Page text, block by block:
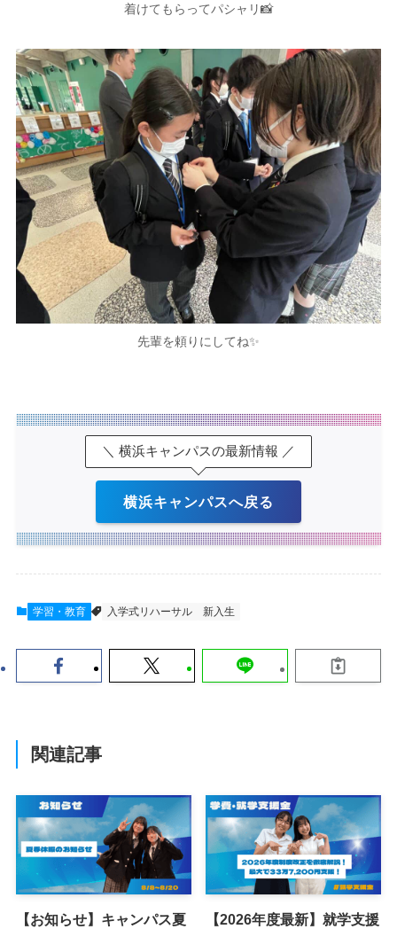
着けてもらってパシャリ📸
先輩を頼りにしてね✨
＼ 横浜キャンパスの最新情報 ／
横浜キャンパスへ戻る
学習・教育 入学式リハーサル 新入生
関連記事
【お知らせ】キャンパス夏 【2026年度最新】就学支援